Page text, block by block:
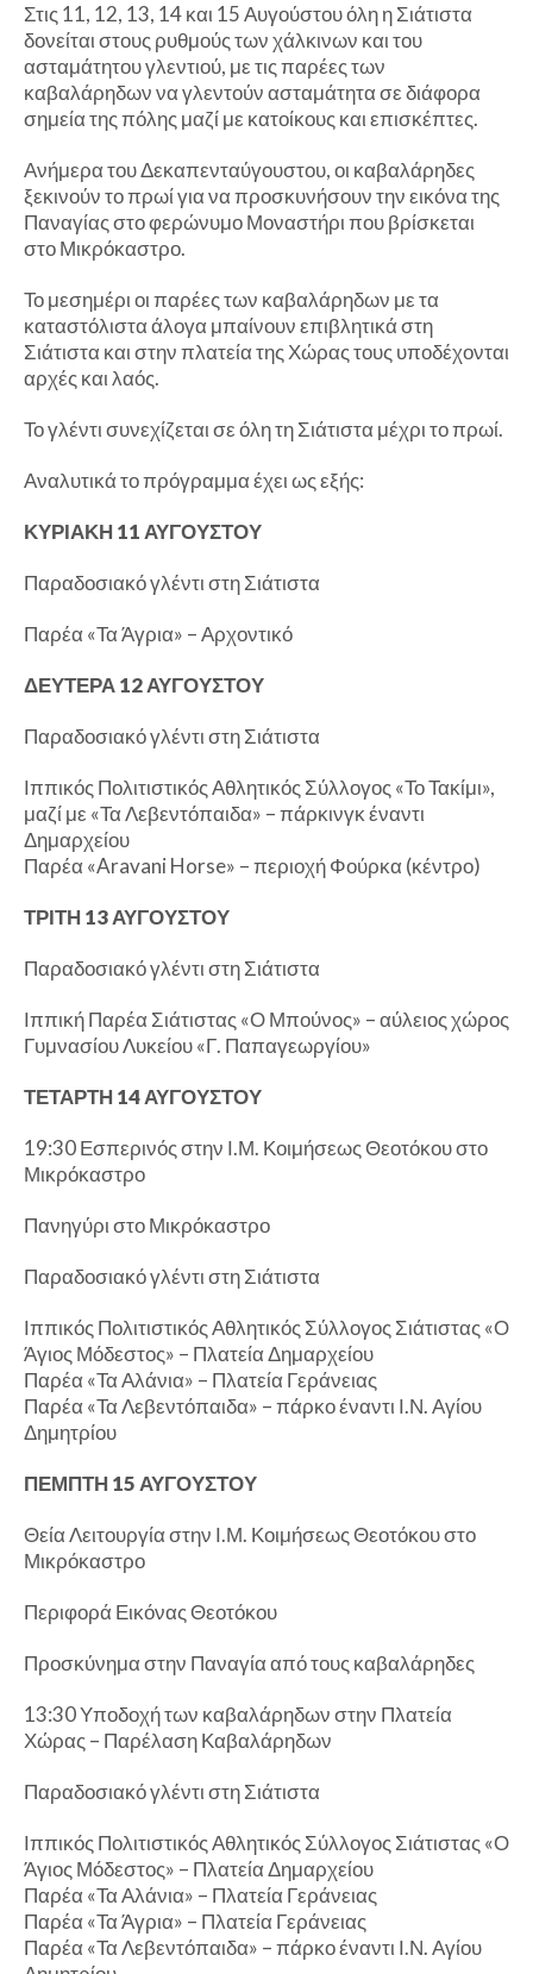
Στις 11, 12, 13, 14 και 15 Αυγούστου όλη η Σιάτιστα
δονείται στους ρυθμούς των χάλκινων και του
ασταμάτητου γλεντιού, με τις παρέες των
καβαλάρηδων να γλεντούν ασταμάτητα σε διάφορα
σημεία της πόλης μαζί με κατοίκους και επισκέπτες.
Ανήμερα του Δεκαπενταύγουστου, οι καβαλάρηδες
ξεκινούν το πρωί για να προσκυνήσουν την εικόνα της
Παναγίας στο φερώνυμο Μοναστήρι που βρίσκεται
στο Μικρόκαστρο.
Το μεσημέρι οι παρέες των καβαλάρηδων με τα
καταστόλιστα άλογα μπαίνουν επιβλητικά στη
Σιάτιστα και στην πλατεία της Χώρας τους υποδέχονται
αρχές και λαός.
Το γλέντι συνεχίζεται σε όλη τη Σιάτιστα μέχρι το πρωί.
Αναλυτικά το πρόγραμμα έχει ως εξής:
ΚΥΡΙΑΚΗ 11 ΑΥΓΟΥΣΤΟΥ
Παραδοσιακό γλέντι στη Σιάτιστα
Παρέα «Τα Άγρια» – Αρχοντικό
ΔΕΥΤΕΡΑ 12 ΑΥΓΟΥΣΤΟΥ
Παραδοσιακό γλέντι στη Σιάτιστα
Ιππικός Πολιτιστικός Αθλητικός Σύλλογος «Το Τακίμι»,
μαζί με «Τα Λεβεντόπαιδα» – πάρκινγκ έναντι
Δημαρχείου
Παρέα «Aravani Horse» – περιοχή Φούρκα (κέντρο)
ΤΡΙΤΗ 13 ΑΥΓΟΥΣΤΟΥ
Παραδοσιακό γλέντι στη Σιάτιστα
Ιππική Παρέα Σιάτιστας «Ο Μπούνος» – αύλειος χώρος
Γυμνασίου Λυκείου «Γ. Παπαγεωργίου»
ΤΕΤΑΡΤΗ 14 ΑΥΓΟΥΣΤΟΥ
19:30 Εσπερινός στην Ι.Μ. Κοιμήσεως Θεοτόκου στο
Μικρόκαστρο
Πανηγύρι στο Μικρόκαστρο
Παραδοσιακό γλέντι στη Σιάτιστα
Ιππικός Πολιτιστικός Αθλητικός Σύλλογος Σιάτιστας «Ο
Άγιος Μόδεστος» – Πλατεία Δημαρχείου
Παρέα «Τα Αλάνια» – Πλατεία Γεράνειας
Παρέα «Τα Λεβεντόπαιδα» – πάρκο έναντι Ι.Ν. Αγίου
Δημητρίου
ΠΕΜΠΤΗ 15 ΑΥΓΟΥΣΤΟΥ
Θεία Λειτουργία στην Ι.Μ. Κοιμήσεως Θεοτόκου στο
Μικρόκαστρο
Περιφορά Εικόνας Θεοτόκου
Προσκύνημα στην Παναγία από τους καβαλάρηδες
13:30 Υποδοχή των καβαλάρηδων στην Πλατεία
Χώρας – Παρέλαση Καβαλάρηδων
Παραδοσιακό γλέντι στη Σιάτιστα
Ιππικός Πολιτιστικός Αθλητικός Σύλλογος Σιάτιστας «Ο
Άγιος Μόδεστος» – Πλατεία Δημαρχείου
Παρέα «Τα Αλάνια» – Πλατεία Γεράνειας
Παρέα «Τα Άγρια» – Πλατεία Γεράνειας
Παρέα «Τα Λεβεντόπαιδα» – πάρκο έναντι Ι.Ν. Αγίου